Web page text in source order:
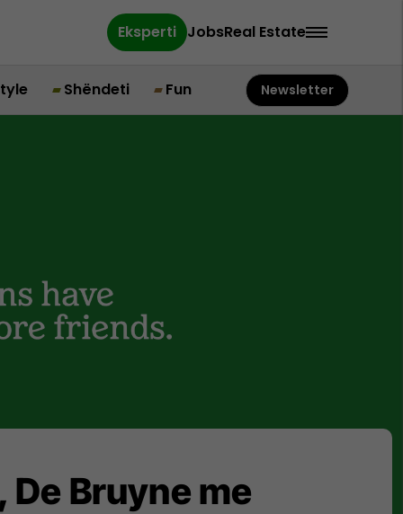
Eksperti JobsReal Estate
Shëndeti Fun Newsletter
Bruyne me